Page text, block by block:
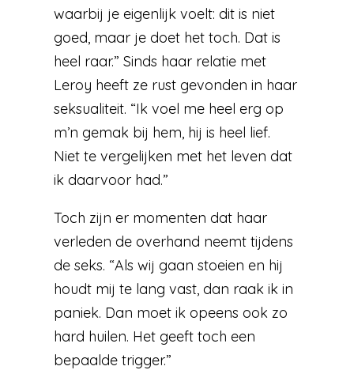
waarbij je eigenlijk voelt: dit is niet
goed, maar je doet het toch. Dat is
heel raar.” Sinds haar relatie met
Leroy heeft ze rust gevonden in haar
seksualiteit. “Ik voel me heel erg op
m’n gemak bij hem, hij is heel lief.
Niet te vergelijken met het leven dat
ik daarvoor had.”
Toch zijn er momenten dat haar
verleden de overhand neemt tijdens
de seks. “Als wij gaan stoeien en hij
houdt mij te lang vast, dan raak ik in
paniek. Dan moet ik opeens ook zo
hard huilen. Het geeft toch een
bepaalde trigger.”